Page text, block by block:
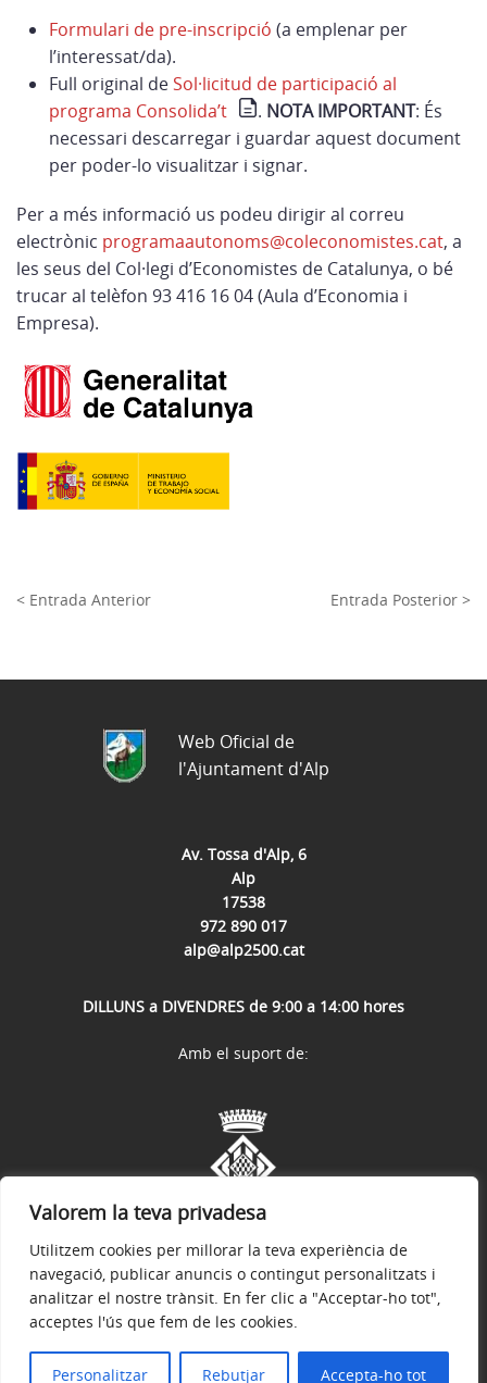
Valorem la teva privadesa
Utilitzem cookies per millorar la teva experiència de
navegació, publicar anuncis o contingut personalitzats i
analitzar el nostre trànsit. En fer clic a "Acceptar-ho tot",
acceptes l'ús que fem de les cookies.
Personalitzar Rebutjar Accepta-ho tot
Formulari de pre-inscripció (a emplenar per
l’interessat/da).
Full original deSol·licitud de participació al
programa Consolida’t
. NOTA IMPORTANT: És
necessari descarregar i guardar aquest document
per poder-lo visualitzar i signar.
Per a més informació us podeu dirigir al correu
electrònic programaautonoms@coleconomistes.cat, a
les seus del Col·legi d’Economistes de Catalunya, o bé
trucar al telèfon 93 416 16 04 (Aula d’Economia i
Empresa).
< Entrada Anterior Entrada Posterior >
Av. Tossa d'Alp, 6
Alp
17538
972 890 017
alp@alp2500.cat
DILLUNS a DIVENDRES de 9:00 a 14:00 hores
Web Oficial de
l'Ajuntament d'Alp
Avís legal Política de privacitat
© 2026
Amb el suport de: